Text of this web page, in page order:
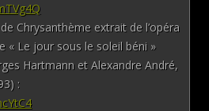
Chrysanthème extrait de l’opéra
« Le jour sous le soleil béni »
Hartmann et Alexandre André,
: